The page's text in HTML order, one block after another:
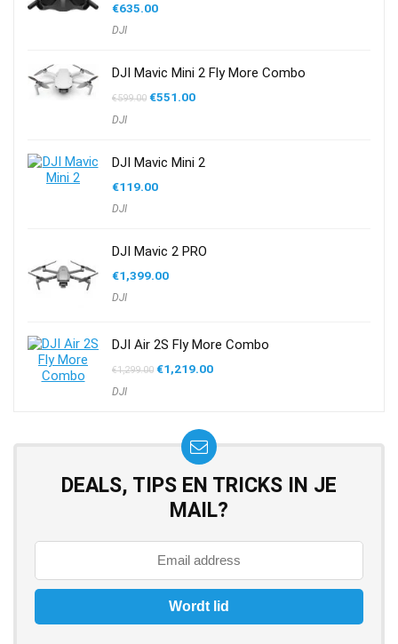
€635.00
DJI
DJI Mavic Mini 2 Fly More Combo
€599.00 Oorspronkelijke
€551.00Huidige
DJI
DJI Mavic Mini 2
€119.00
DJI
DJI Mavic 2 PRO
€1,399.00
DJI
DJI Air 2S Fly More Combo
€1,299.00 Oorspronkelijke
€1,219.00Huidige
DJI
DEALS, TIPS EN TRICKS IN JE
MAIL?